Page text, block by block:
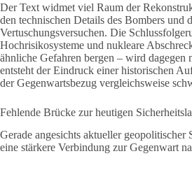
Der Text widmet viel Raum der
den technischen Details des Bombers und
Vertuschungsversuchen. Die
Hochrisikosysteme und nukleare
ähnliche Gefahren bergen – wird dagegen
entsteht der Eindruck einer historischen
der Gegenwartsbezug vergleichsweise
Fehlende Brücke zur heutigen
Gerade angesichts aktueller geopolitischer
eine stärkere Verbindung zur Gegenwart